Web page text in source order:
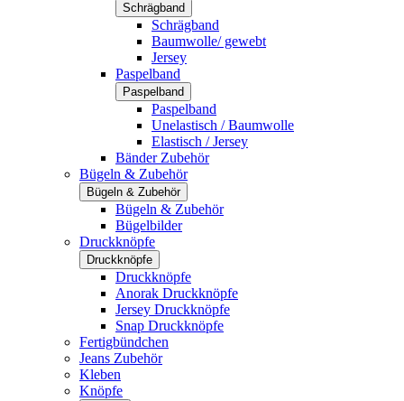
Schrägband
Schrägband
Baumwolle/ gewebt
Jersey
Paspelband
Paspelband
Paspelband
Unelastisch / Baumwolle
Elastisch / Jersey
Bänder Zubehör
Bügeln & Zubehör
Bügeln & Zubehör
Bügeln & Zubehör
Bügelbilder
Druckknöpfe
Druckknöpfe
Druckknöpfe
Anorak Druckknöpfe
Jersey Druckknöpfe
Snap Druckknöpfe
Fertigbündchen
Jeans Zubehör
Kleben
Knöpfe